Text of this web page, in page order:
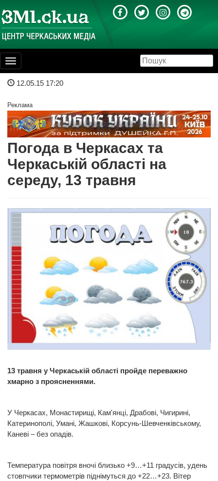
Toggle
navigation
12.05.15 17:20
Реклама
Погода в Черкасах та
Черкаській області на
середу, 13 травня
13 травня у Черкаській області пройде переважно
хмарно з проясненнями.
У Черкасах, Монастирищі, Кам'янці, Драбові, Чигирині,
Катеринополі, Умані, Жашкові, Корсунь-Шевченківському,
Каневі – без опадів.
Температура повітря вночі близько +9…+11 градусів, удень
стовпчики термометрів піднімуться до +22…+23. Вітер